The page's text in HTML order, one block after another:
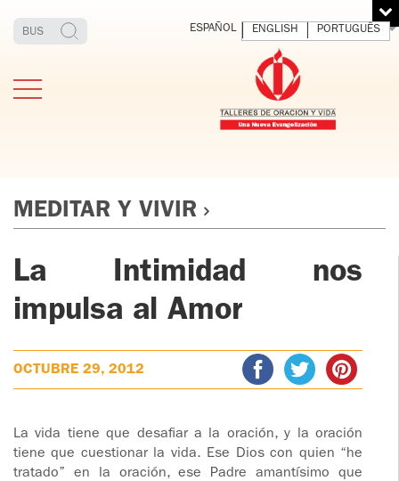
TOV ADULTOS
TOV JÓVENES
TOV
TOV NIÑOS
FUNDADOR
PADRE
ORBEGOZO
OFM CAP.
HOMENAJE
PADRE
IGNACIO
MEDITAR
ESPAÑOL ENGLISH PORTUGUÊS
MEDITAR Y VIVIR
La Intimidad nos
impulsa al Amor
OCTUBRE 29, 2012
La vida tiene que desafiar a la oración, y la oración
tiene que cuestionar la vida. Ese Dios con quien “he
tratado” en la oración, ese Padre amantísimo que